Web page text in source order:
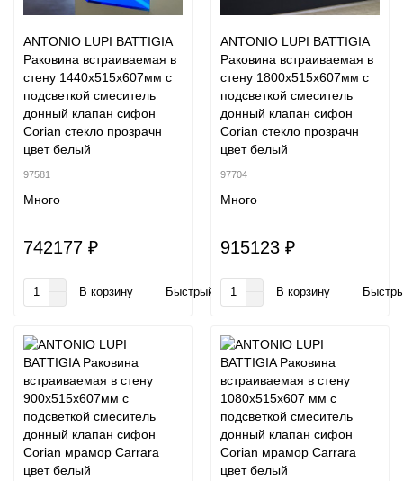
ANTONIO LUPI BATTIGIA
Раковина встраиваемая в
стену 1440х515х607мм с
подсветкой смеситель
донный клапан сифон
Corian стекло прозрачн
цвет белый
97581
Много
742177 ₽
В корзину Быстрый заказ
ANTONIO LUPI BATTIGIA
Раковина встраиваемая в
стену 1800х515х607мм с
подсветкой смеситель
донный клапан сифон
Corian стекло прозрачн
цвет белый
97704
Много
915123 ₽
В корзину